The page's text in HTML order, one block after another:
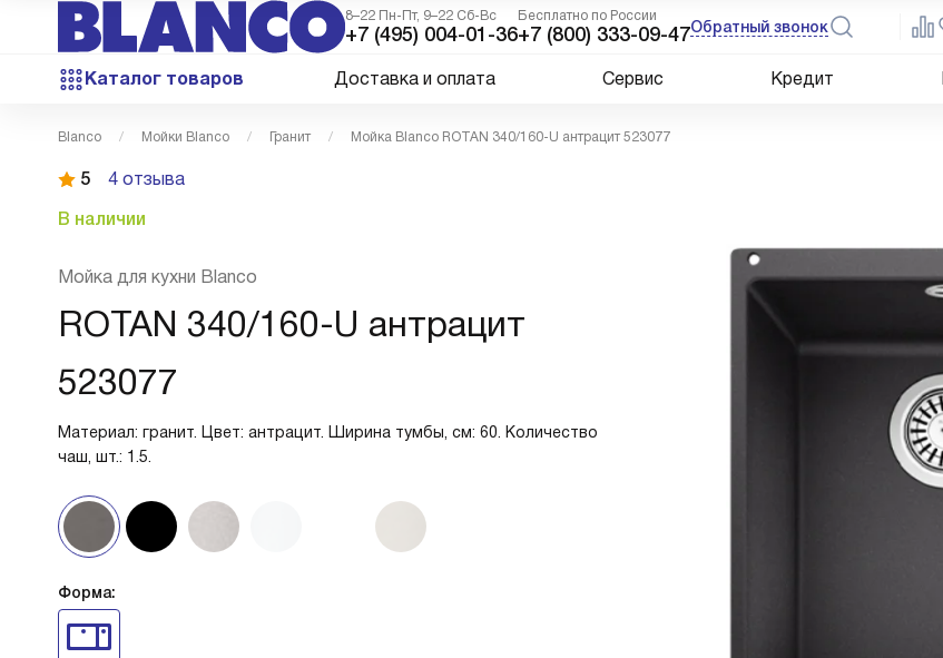
8–22 Пн-Пт, 9–22 Сб-Вс
+7 (495) 004-01-36
Бесплатно по России
+7 (800) 333-09-47Обратный звонок
Каталог товаров Доставка и оплата Сервис Кредит
Blanco Мойки Blanco Гранит Мойка Blanco ROTAN 340/160-U антрацит 523077
5 4 отзыва
В наличии
Мойка для кухни Blanco
ROTAN 340/160-U антрацит
523077
Материал: гранит. Цвет: антрацит. Ширина тумбы, см: 60. Количество
чаш, шт.: 1.5.
Форма: